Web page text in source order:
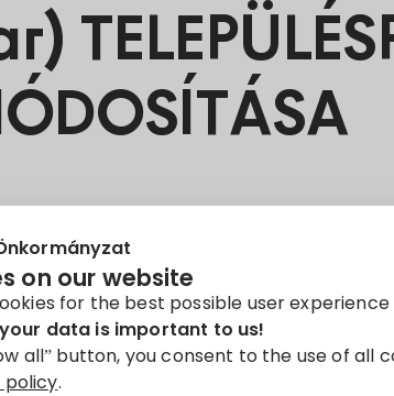
on our website
for the best possible user
data is important to us!
all” button, you consent to the use of all
.
inMagyar.